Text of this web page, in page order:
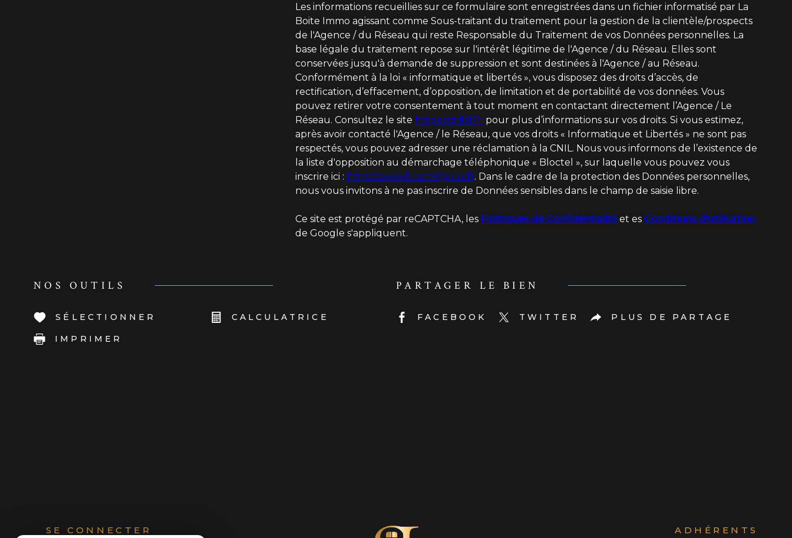
Les informations recueillies sur ce formulaire sont enregistrées dans un fichier informatisé par La
Boite Immo agissant comme Sous-traitant du traitement pour la gestion de la clientèle/prospects
de l'Agence / du Réseau qui reste Responsable du Traitement de vos Données personnelles. La
base légale du traitement repose sur l'intérêt légitime de l'Agence / du Réseau. Elles sont
conservées jusqu'à demande de suppression et sont destinées à l'Agence / au Réseau.
Conformément à la loi « informatique et libertés », vous disposez des droits d’accès, de
rectification, d’effacement, d’opposition, de limitation et de portabilité de vos données. Vous
pouvez retirer votre consentement à tout moment en contactant directement l’Agence / Le
Réseau. Consultez le site https://cnil.fr/fr pour plus d’informations sur vos droits. Si vous estimez,
après avoir contacté l'Agence / le Réseau, que vos droits « Informatique et Libertés » ne sont pas
respectés, vous pouvez adresser une réclamation à la CNIL. Nous vous informons de l’existence de
la liste d'opposition au démarchage téléphonique « Bloctel », sur laquelle vous pouvez vous
inscrire ici : https://www.bloctel.gouv.fr. Dans le cadre de la protection des Données personnelles,
nous vous invitons à ne pas inscrire de Données sensibles dans le champ de saisie libre.
Ce site est protégé par reCAPTCHA, les Politiques de Confidentialitéet es Conditions d'utilisation
de Google s'appliquent.
NOS OUTILS
SÉLECTIONNER CALCULATRICE
IMPRIMER
PARTAGER LE BIEN
FACEBOOK TWITTER PLUS DE PARTAGE
SE CONNECTER ADHÉRENTS